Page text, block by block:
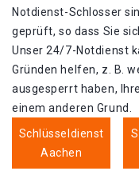
Notdienst-Schlosser
geprüft, so dass Sie
Unser 24/7-Notdienst
Gründen helfen, z. B.
ausgesperrt haben,
einem anderen Grund.
Schlüsseldienst
Aachen